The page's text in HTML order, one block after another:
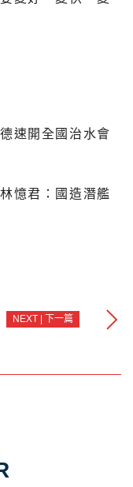
速開全國治水會
憶君：國造潛艦
NEXT | 下一篇